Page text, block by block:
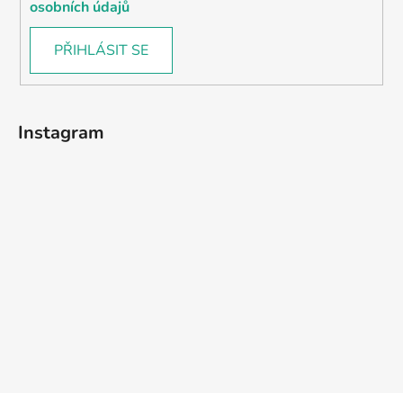
osobních údajů
PŘIHLÁSIT SE
Instagram